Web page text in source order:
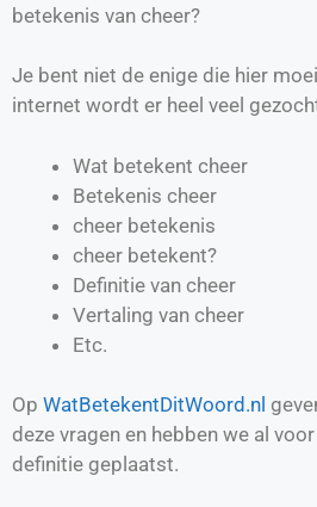
betekenis van cheer?
Je bent niet de enige die hier
internet wordt er heel veel
Wat betekent cheer
Betekenis cheer
cheer betekenis
cheer betekent?
Definitie van cheer
Vertaling van cheer
Etc.
Op WatBetekentDitWoord.nl
deze vragen en hebben we al voor
definitie geplaatst.